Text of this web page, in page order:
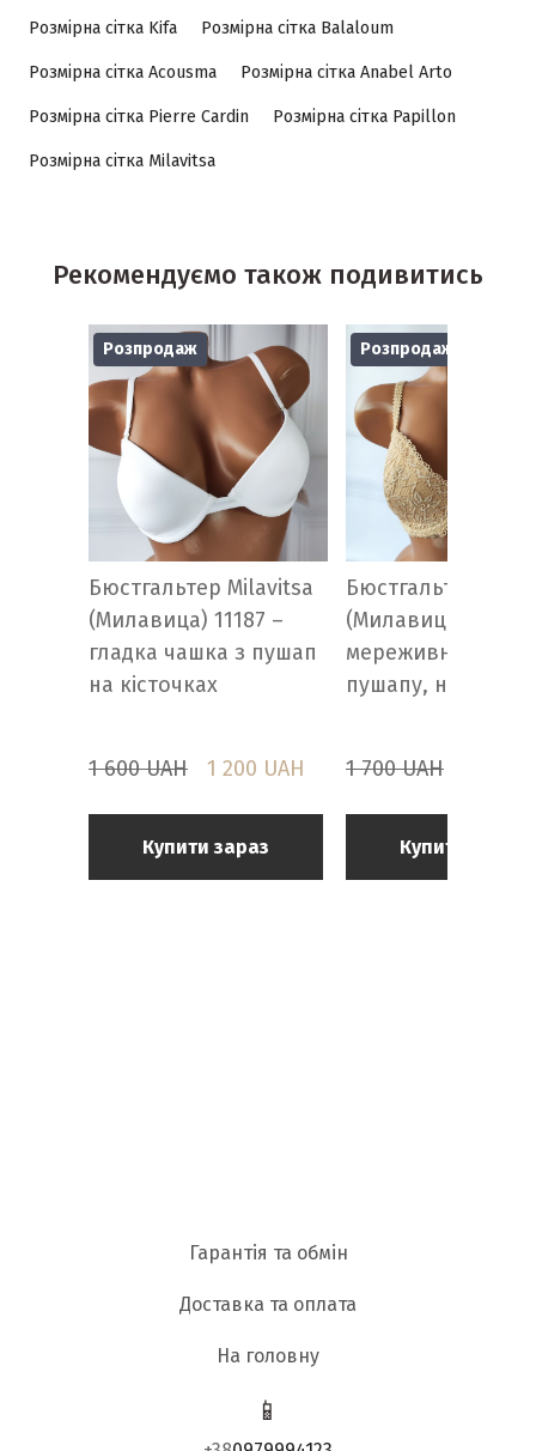
Розмірна сітка Kifa Розмірна сітка Balaloum
Розмірна сітка Acousma Розмірна сітка Anabel Arto
Розмірна сітка Pierre Cardin Розмірна сітка Papillon
Розмірна сітка Milavitsa
Рекомендуємо також подивитись
Розпродаж
Бюстгальтер Milavitsa
(Милавица) 11187 –
гладка чашка з пушап
на кісточках
1 600 UAH 1 200 UAH
Купити зараз
Розпродаж
Бюстгальтер
(Милавица) 11884
мереживний без
пушапу, на
1 700 UAH
Купити зараз
Гарантія та обмін
Доставка та оплата
На головну
📱